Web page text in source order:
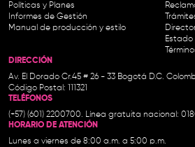
Políticas y Planes
Informes de Gestión
Manual de producción y estilo
Estado
DIRECCIÓN
Av. El Dorado Cr.45 # 26 - 33 Bogotá D.C.
Código Postal: 111321
TELÉFONOS
(+57) (601) 2200700. Línea gratuita nacional:
HORARIO DE ATENCIÓN
Lunes a viernes de 8:00 a.m. a 5:00 p.m.